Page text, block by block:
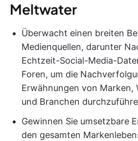
Meltwater
Überwacht einen breiten
Medienquellen, darunter
Echtzeit-Social-Media-
Foren, um die
Erwähnungen von Marken,
und Branchen
Gewinnen Sie umsetzbare
den gesamten